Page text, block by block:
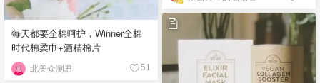
每天都要全棉呵护，Winner全棉
时代棉柔巾+酒精棉片
北美众测君 51